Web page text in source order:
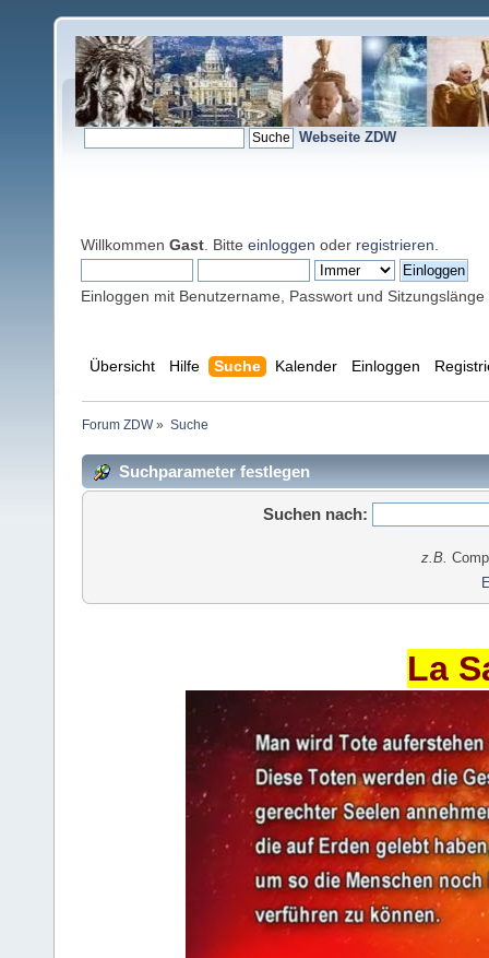
Webseite ZDW
Willkommen Gast . Bitte einloggen oder registrieren
Einloggen mit Benutzername, Passwort und Sitzungslänge
Übersicht Hilfe Suche Kalender Einloggen
Forum ZDW» Suche
Suchparameter festlegen
Suchen nach:
z.B.
La